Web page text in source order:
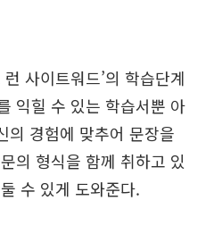
사이트워드’의 학습단계
익힐 수 있는 학습서뿐 아
의 경험에 맞추어 문장을
의 형식을 함께 취하고 있
수 있게 도와준다.